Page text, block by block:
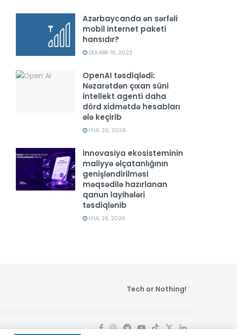
Azərbaycanda ən sərfəli
mobil internet paketi
hansıdır?
DEKABR 16, 2022
OpenAI təsdiqlədi:
Nəzarətdən çıxan süni
intellekt agenti daha
dörd xidmətdə hesabları
ələ keçirib
İYUL 30, 2026
İnnovasiya ekosisteminin
maliyyə əlçatanlığının
genişləndirilməsi
məqsədilə hazırlanan
qanun layihələri
təsdiqlənib
İYUL 28, 2026
Tech or Nothing!